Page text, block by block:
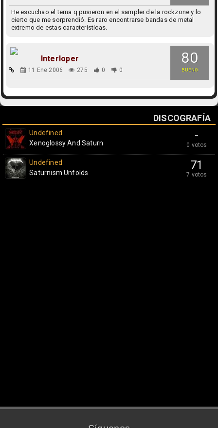
He escuchao el tema q pusieron en el sampler de la rockzone y lo
cierto que me sorprendió. Es raro encontrarse bandas de metal
extremo de estas características.
80
BUENO
Interloper
11 Ene 2006 275 0 0
DISCOGRAFÍA
-
0 votos
Undefined
Xenoglossy And Saturn
71
7 votos
Undefined
Saturnism Unfolds